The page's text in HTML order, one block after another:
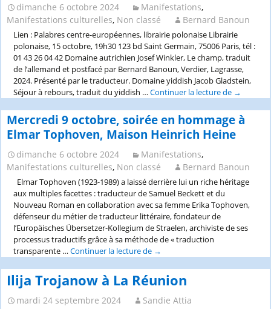
(18-
22.11.2024)
dimanche 6 octobre 2024 Manifestations,
Manifestations culturelles, Non classé Bernard Banoun
Lien : Palabres centre-européennes, librairie polonaise Librairie
polonaise, 15 octobre, 19h30 123 bd Saint Germain, 75006 Paris, tél :
01 43 26 04 42 Domaine autrichien Josef Winkler, Le champ, traduit
de l’allemand et postfacé par Bernard Banoun, Verdier, Lagrasse,
2024. Présenté par le traducteur. Domaine yiddish Jacob Gladstein,
Séjour à rebours, traduit du yiddish …Continuer la lecture de 15
à
la
Librairie
et
Palabres
→
Mercredi 9 octobre, soirée en hommage à
Elmar Tophoven, Maison Heinrich Heine
dimanche 6 octobre 2024 Manifestations,
Manifestations culturelles, Non classé Bernard Banoun
Elmar Tophoven (1923-1989) a laissé derrière lui un riche héritage
aux multiples facettes : traducteur de Samuel Beckett et du
Nouveau Roman en collaboration avec sa femme Erika Tophoven,
défenseur du métier de traducteur littéraire, fondateur de
l’Europäisches Übersetzer-Kollegium de Straelen, archiviste de ses
processus traductifs grâce à sa méthode de « traduction
transparente …Continuer la lecture de Mercredi
octobre,
soirée
en
→
Ilija Trojanow à La Réunion
mardi 24 septembre 2024 Sandie Attia